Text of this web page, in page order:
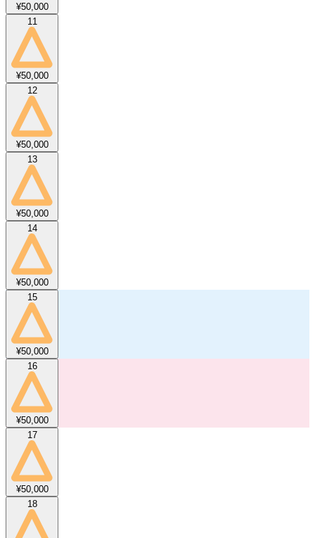
¥50,000
11
¥50,000
12
¥50,000
13
¥50,000
14
¥50,000
15
¥50,000
16
¥50,000
17
¥50,000
18